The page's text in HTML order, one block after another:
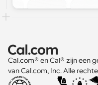
Cal.com® en Cal® zijn een
van Cal.com, Inc. Alle